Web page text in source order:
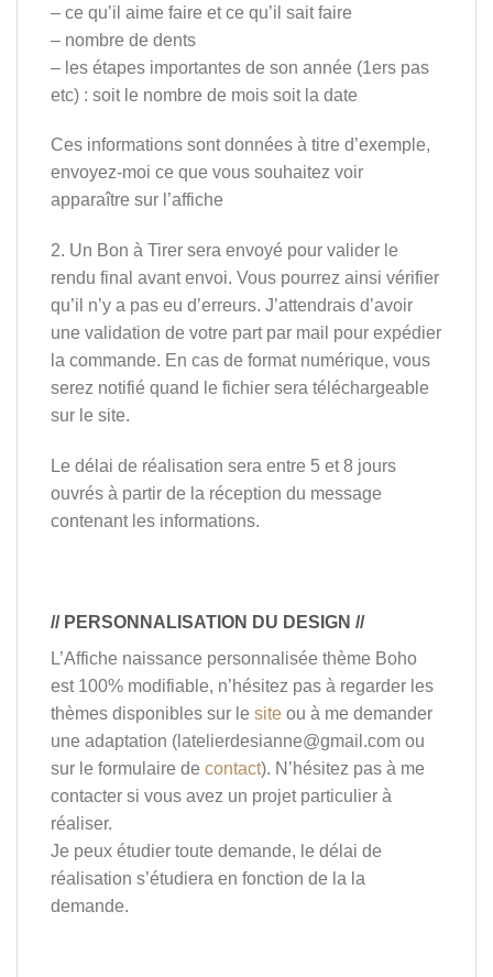
– ce qu’il aime faire et ce qu’il sait faire
– nombre de dents
– les étapes importantes de son année (1ers pas
etc) : soit le nombre de mois soit la date
Ces informations sont données à titre d’exemple,
envoyez-moi ce que vous souhaitez voir
apparaître sur l’affiche
2. Un Bon à Tirer sera envoyé pour valider le
rendu final avant envoi. Vous pourrez ainsi vérifier
qu’il n’y a pas eu d’erreurs. J’attendrais d’avoir
une validation de votre part par mail pour expédier
la commande. En cas de format numérique, vous
serez notifié quand le fichier sera téléchargeable
sur le site.
Le délai de réalisation sera entre 5 et 8 jours
ouvrés à partir de la réception du message
contenant les informations.
// PERSONNALISATION DU DESIGN //
L’Affiche naissance personnalisée thème Boho
est 100% modifiable, n’hésitez pas à regarder les
thèmes disponibles sur le site ou à me demander
une adaptation (latelierdesianne@gmail.com ou
sur le formulaire de contact). N’hésitez pas à me
contacter si vous avez un projet particulier à
réaliser.
Je peux étudier toute demande, le délai de
réalisation s’étudiera en fonction de la la
demande.